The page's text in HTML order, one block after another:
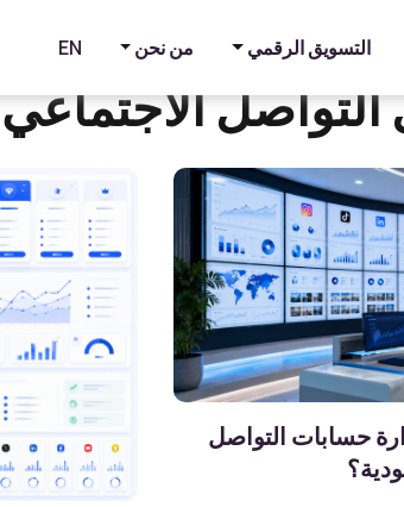
التسويق الرقمي من نحن EN
الاجتماعي
حسابات التواصل